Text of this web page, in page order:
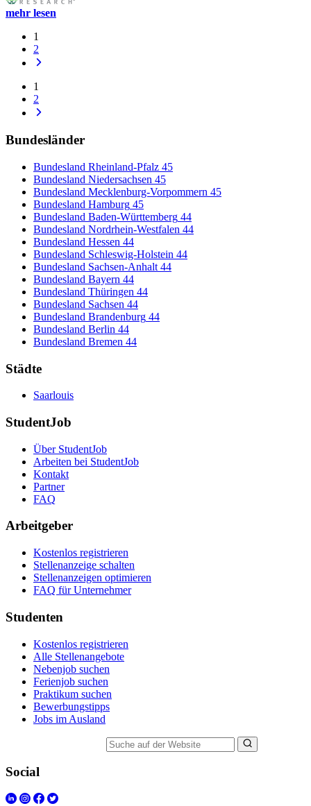
mehr lesen
1
2
1
2
Bundesländer
Bundesland Rheinland-Pfalz 45
Bundesland Niedersachsen 45
Bundesland Mecklenburg-Vorpommern 45
Bundesland Hamburg 45
Bundesland Baden-Württemberg 44
Bundesland Nordrhein-Westfalen 44
Bundesland Hessen 44
Bundesland Schleswig-Holstein 44
Bundesland Sachsen-Anhalt 44
Bundesland Bayern 44
Bundesland Thüringen 44
Bundesland Sachsen 44
Bundesland Brandenburg 44
Bundesland Berlin 44
Bundesland Bremen 44
Städte
Saarlouis
StudentJob
Über StudentJob
Arbeiten bei StudentJob
Kontakt
Partner
FAQ
Arbeitgeber
Kostenlos registrieren
Stellenanzeige schalten
Stellenanzeigen optimieren
FAQ für Unternehmer
Studenten
Kostenlos registrieren
Alle Stellenangebote
Nebenjob suchen
Ferienjob suchen
Praktikum suchen
Bewerbungstipps
Jobs im Ausland
Social